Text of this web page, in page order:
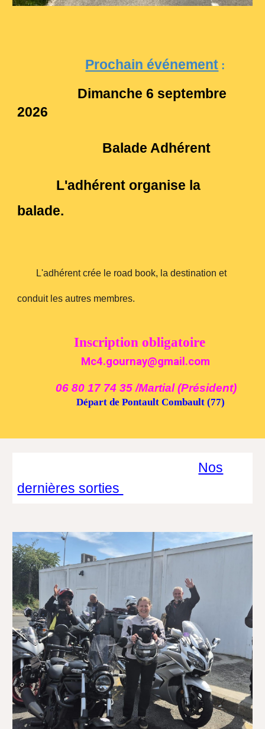
Prochain événement :
Dimanche 6 septembre
2026
Balade Adhérent
L'adhérent organise la
balade.
L'adhérent crée le road book, la destination et
conduit les autres membres.
Inscription obligatoire
Mc4.gournay@gmail.com
0680 17 74 35/Martial(Président)
Départ de Pontault Combault (77)
Nos
dernières sorties